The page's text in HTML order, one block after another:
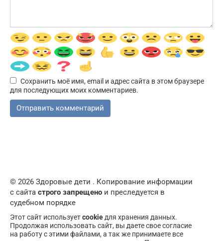
Сохранить моё имя, email и адрес сайта в этом браузере
для последующих моих комментариев.
© 2026 Здоровые дети . Копирование информации
с сайта строго запрещено и преследуется в
судебном порядке
Этот сайт используетcookieдля хранения данных.
Продолжая использовать сайт, вы даете свое согласие
на работу с этими файлами, а так же принимаете все